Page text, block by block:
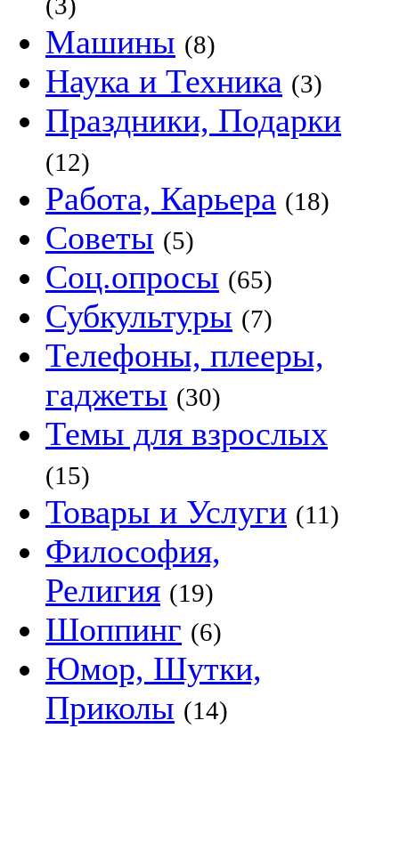
Машины (8)
Наука и Техника (3)
Праздники, Подарки
(12)
Работа, Карьера (18)
Советы (5)
Соц.опросы (65)
Субкультуры (7)
Телефоны, плееры,
гаджеты (30)
Темы для взрослых
(15)
Товары и Услуги (11)
Философия,
Религия (19)
Шоппинг (6)
Юмор, Шутки,
Приколы (14)